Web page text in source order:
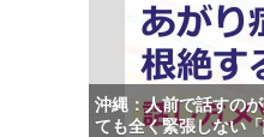
沖縄：人前で話すの
ても全く緊張しない